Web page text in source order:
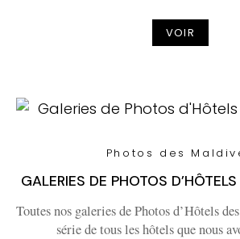
VOIR
Photos des
GALERIES DE PHOTOS
Toutes nos galeries de Photos d’Hôtels
série de tous les hôtels que nous